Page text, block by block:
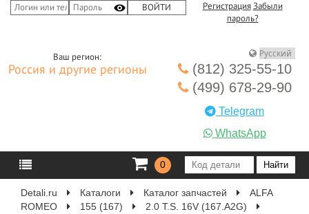
Регистрация Забыли
пароль?
Ваш регион:
Россия и другие регионы
(812) 325-55-10
(499) 678-29-90
Telegram
WhatsApp
0
Detali.ru Каталоги Каталог запчастей
ALFA
ROMEO
155 (167)
2.0 T.S. 16V (167.A2G)